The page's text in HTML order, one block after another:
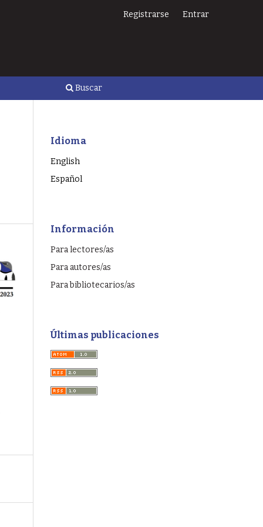
Buscar
Registrarse Entrar
Idioma
English
Español
Información
Para lectores/as
Para autores/as
Para bibliotecarios/as
Últimas publicaciones